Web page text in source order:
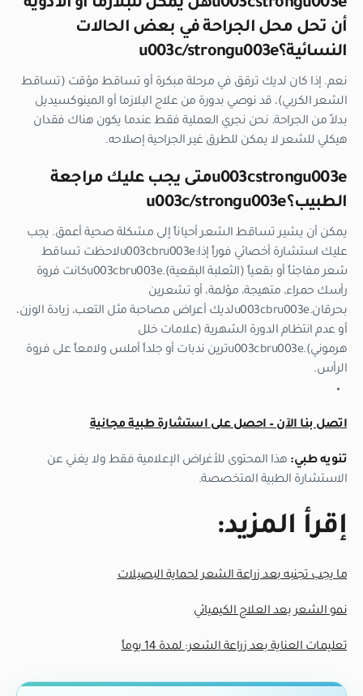
u003cstrongu003eهل يمكن للبلازما أو الأدوية
أن تحل محل الجراحة في بعض الحالات
النسائية؟u003c/strongu003e
نعم. إذا كان لديك ترقق في مرحلة مبكرة أو تساقط مؤقت (تساقط
الشعر الكربي)، قد نوصي بدورة من علاج البلازما أو المينوكسيديل
بدلاً من الجراحة. نحن نجري العملية فقط عندما يكون هناك فقدان
هيكلي للشعر لا يمكن للطرق غير الجراحية إصلاحه.
u003cstrongu003eمتى يجب عليك مراجعة
الطبيب؟u003c/strongu003e
يمكن أن يشير تساقط الشعر أحياناً إلى مشكلة صحية أعمق. يجب
عليك استشارة أخصائي فوراً إذا:u003cbru003eلاحظت تساقط
شعر مفاجئاً أو بقعياً (الثعلبة البقعية).u003cbru003eكانت فروة
رأسك حمراء، متهيجة، مؤلمة، أو تشعرين
بحرقان.u003cbru003eلديك أعراض مصاحبة مثل التعب، زيادة الوزن،
أو عدم انتظام الدورة الشهرية (علامات خلل
هرموني).u003cbru003eترين ندبات أو جلداً أملس ولامعاً على فروة
الرأس.
اتصل بنا الآن – احصل على استشارة طبية مجانية
تنويه طبي: هذا المحتوى للأغراض الإعلامية فقط ولا يغني عن
الاستشارة الطبية المتخصصة.
إقرأ المزيد:
ما يجب تجنبه بعد زراعة الشعر لحماية البصيلات
نمو الشعر بعد العلاج الكيميائي
تعليمات العناية بعد زراعة الشعر: لمدة 14 يوماً